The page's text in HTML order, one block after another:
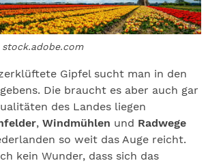
Gipfel sucht man in den
Die braucht es aber auch gar
des Landes liegen
, Windmühlen und Radwege
so weit das Auge reicht.
kein Wunder, dass sich das